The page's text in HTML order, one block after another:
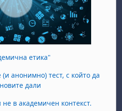
етика"
анонимно) тест, с който да
дали
в академичен контекст.